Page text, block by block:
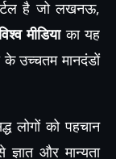
है जो लखनऊ,
मीडियाका यह
उच्चतम मानदंडों
लोगों को पहचान
और मान्यता